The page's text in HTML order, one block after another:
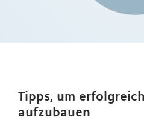
Tipps, um
aufzubauen